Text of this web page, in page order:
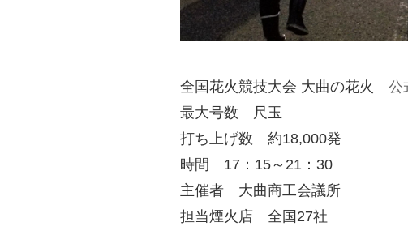
全国花火競技大会 大曲の花火 公
最大号数 尺玉
打ち上げ数 約18,000発
時間 17：15～21：30
主催者 大曲商工会議所
担当煙火店 全国27社